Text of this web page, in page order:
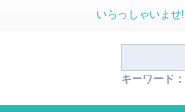
いらっしゃいませ!
キーワード：